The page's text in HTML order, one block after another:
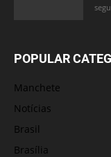
POPULAR
Manchete
Notícias
Brasil
Brasília